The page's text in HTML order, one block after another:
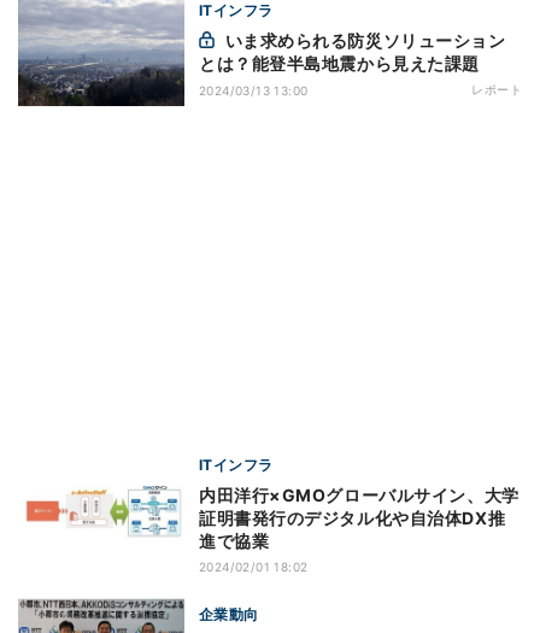
ITインフラ
とは？能登半島地震から見えた課題
2024/03/13 13:00 レポート
ITインフラ
内田洋行×GMOグローバルサイン、大学
証明書発行のデジタル化や自治体DX推
進で協業
2024/02/01 18:02
企業動向